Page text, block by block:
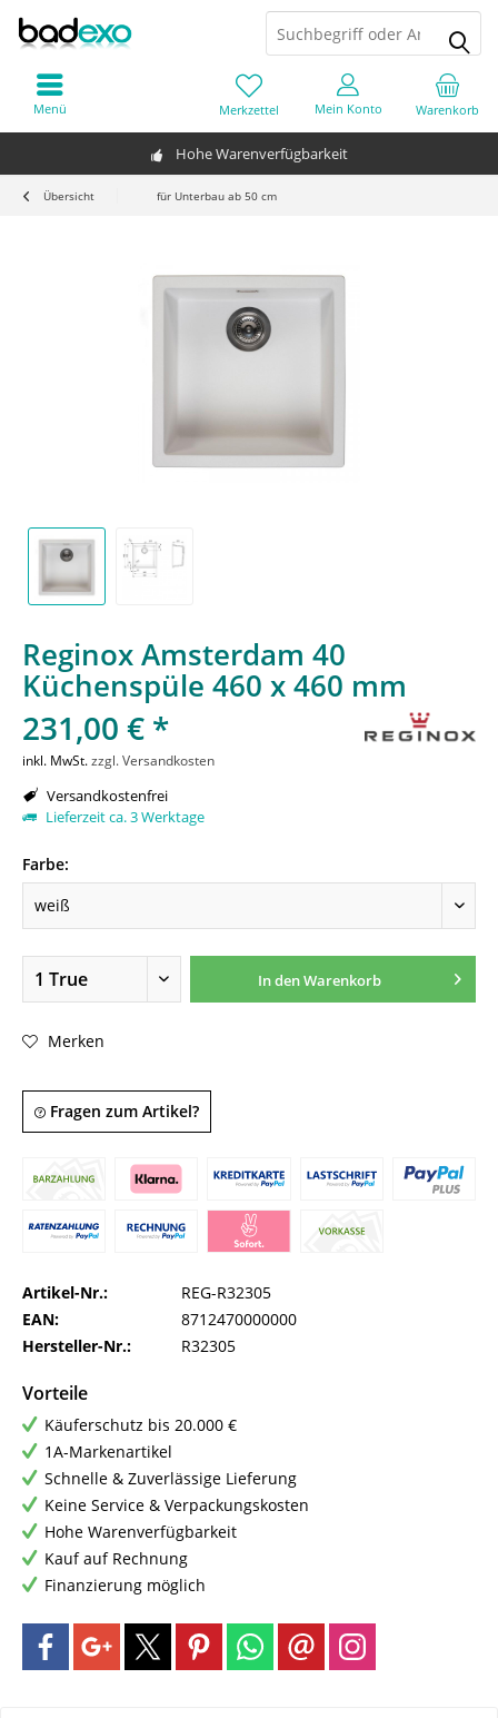
Hohe Warenverfügbarkeit
Warenkorb
Merkzettel Mein Konto
Menü
Übersicht für Unterbau ab 50 cm
Reginox Amsterdam 40
Küchenspüle 460 x 460 mm
231,00 € *
inkl. MwSt.zzgl. Versandkosten
Versandkostenfrei
Lieferzeit ca. 3 Werktage
Farbe:
In denWarenkorb
Merken
Fragen zum Artikel?
Artikel-Nr.:
REG-R32305
EAN:
8712470000000
Hersteller-Nr.:
R32305
Vorteile
Käuferschutz bis 20.000 €
1A-Markenartikel
Schnelle & Zuverlässige Lieferung
Keine Service & Verpackungskosten
Hohe Warenverfügbarkeit
Kauf auf Rechnung
Finanzierung möglich